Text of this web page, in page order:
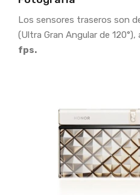
Los sensores traseros son
(Ultra Gran Angular de
fps.